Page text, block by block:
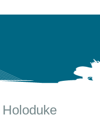
Holoduke